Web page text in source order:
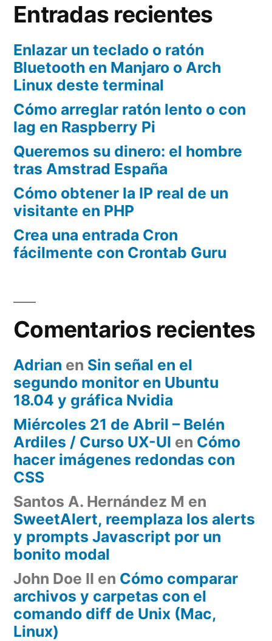
Entradas recientes
Enlazar un teclado o ratón
Bluetooth en Manjaro o Arch
Linux deste terminal
Cómo arreglar ratón lento o con
lag en Raspberry Pi
Queremos su dinero: el hombre
tras Amstrad España
Cómo obtener la IP real de un
visitante en PHP
Crea una entrada Cron
fácilmente con Crontab Guru
Comentarios recientes
Adrian en Sin señal en el
segundo monitor en Ubuntu
18.04 y gráfica Nvidia
Miércoles 21 de Abril – Belén
Ardiles / Curso UX-UI en Cómo
hacer imágenes redondas con
CSS
Santos A. Hernández M en
SweetAlert, reemplaza los alerts
y prompts Javascript por un
bonito modal
John Doe II en Cómo comparar
archivos y carpetas con el
comando diff de Unix (Mac,
Linux)